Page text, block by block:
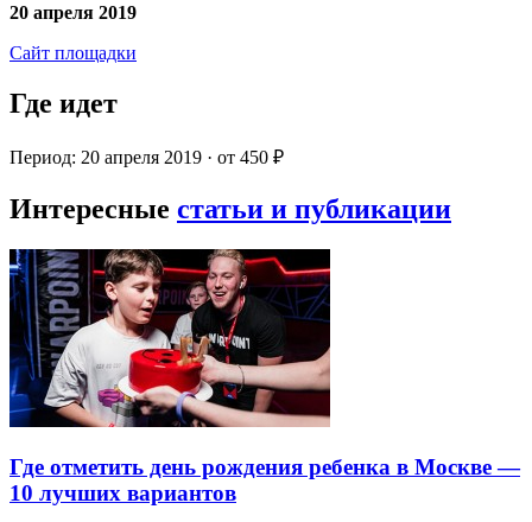
20 апреля 2019
Сайт площадки
Где идет
Период: 20 апреля 2019 · от 450 ₽
Интересные статьи и публикации
Где отметить день рождения ребенка в Москве —
10 лучших вариантов